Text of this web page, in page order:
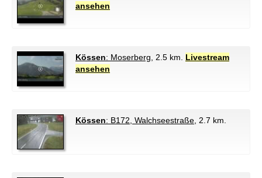
ansehen
Kössen: Moserberg , 2.5 km. Livestream
ansehen
Kössen: B172, Walchseestraße , 2.7 km.